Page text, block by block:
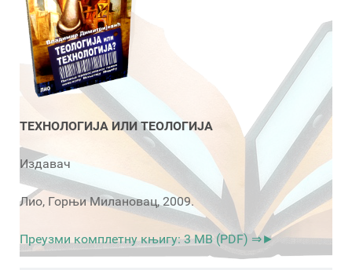
ТЕХНОЛОГИЈА ИЛИ ТЕОЛОГИЈА
Издавач
Лио, Горњи Милановац, 2009.
Преузми комплетну књигу: 3 MB (PDF) ⇒►